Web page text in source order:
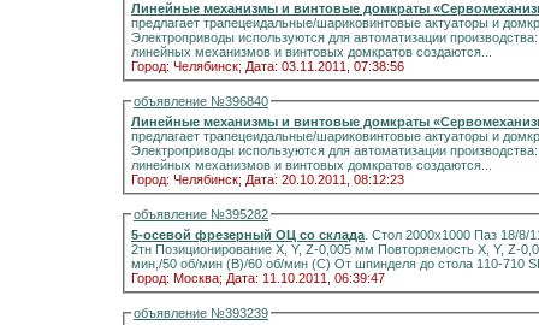
Линейные механизмы и винтовые домкраты
предлагает трапецеидальные/шариковинтовые актуаторы и
Электроприводы используются для автоматизации
линейных механизмов и винтовых домкратов создаются...
Город: Челябинск; Дата: 03.11.2011, 07:38:56
объявление №396840
Линейные механизмы и винтовые домкраты
предлагает трапецеидальные/шариковинтовые актуаторы и
Электроприводы используются для автоматизации
линейных механизмов и винтовых домкратов создаются...
Город: Челябинск; Дата: 20.10.2011, 08:12:23
объявление №395282
5-осевой фрезерный ОЦ со склада . Стол 2000х1000 Паз 18/8/110 2000(Х)1200(Y),600(Z),±110°(В),±183°(С) Вес детали
2тн Позиционирование Х, Y, Z-0,005 мм Повторяемость Х, Y, Z-0,004 мм/В,С-10 угл сек Быстрое перемещ Х,Y,Z-24 м/
Город: Москва; Дата: 11.10.2011, 06:39:47
объявление №393239